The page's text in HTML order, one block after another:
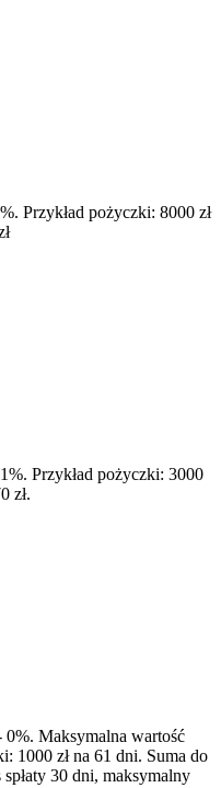
Przykład pożyczki: 8000 zł
Przykład pożyczki: 3000
zł.
Maksymalna wartość
1000 zł na 61 dni. Suma do
30 dni, maksymalny